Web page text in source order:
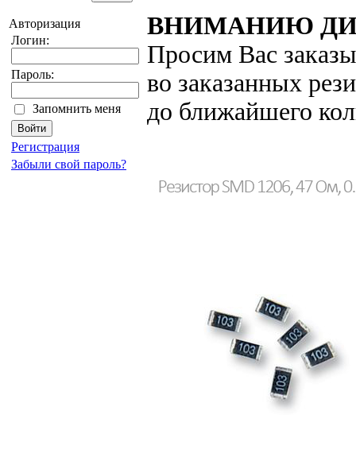
Авторизация
Логин:
Пароль:
Запомнить меня
Регистрация
Забыли свой пароль?
ВНИМАНИЮ
Просим Вас
во заказанных
до ближайшего